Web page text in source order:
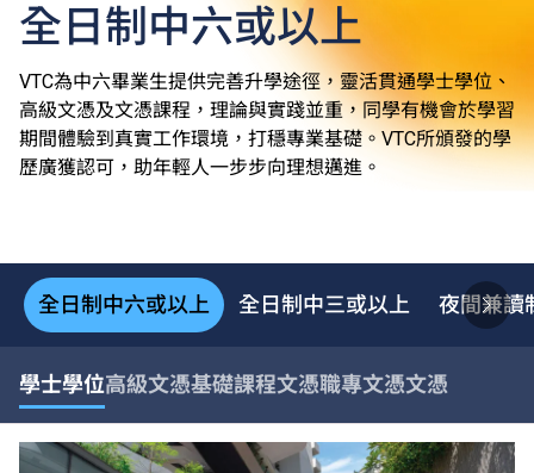
全日制中六或以上
VTC為中六畢業生提供完善升學途徑，靈活貫通學士學位、
高級文憑及文憑課程，理論與實踐並重，同學有機會於學習
期間體驗到真實工作環境，打穩專業基礎。VTC所頒發的學
歷廣獲認可，助年輕人一步步向理想邁進。
全日制中六或以上 全日制中三或以上 夜間兼讀
學士學位高級文憑基礎課程文憑職專文憑文憑